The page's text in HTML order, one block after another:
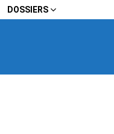
DOSSIERS